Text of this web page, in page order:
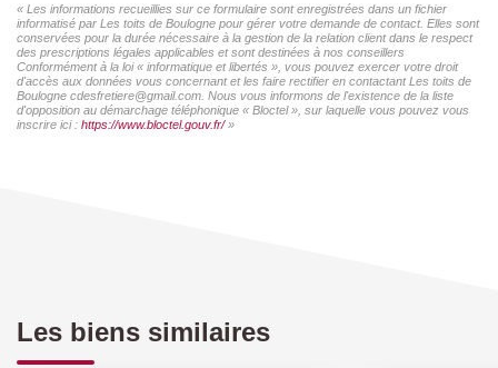
« Les informations recueillies sur ce formulaire sont enregistrées dans un fichier
informatisé par Les toits de Boulogne pour gérer votre demande de contact. Elles sont
conservées pour la durée nécessaire à la gestion de la relation client dans le respect
des prescriptions légales applicables et sont destinées à nos conseillers
Conformément à la loi « informatique et libertés », vous pouvez exercer votre droit
d'accès aux données vous concernant et les faire rectifier en contactant Les toits de
Boulogne cdesfretiere@gmail.com. Nous vous informons de l'existence de la liste
d'opposition au démarchage téléphonique « Bloctel », sur laquelle vous pouvez vous
inscrire ici : https://www.bloctel.gouv.fr/»
Les biens similaires